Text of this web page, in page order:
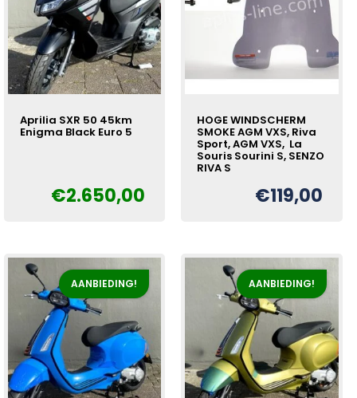
Aprilia SXR 50 45km
Enigma Black Euro 5
prijs
€2.650,00
prijs
HOGE WINDSCHERM
SMOKE AGM VXS, Riva
Sport, AGM VXS, La
Souris Sourini S, SENZO
RIVA S
€119,00
AANBIEDING! AANBIEDING!